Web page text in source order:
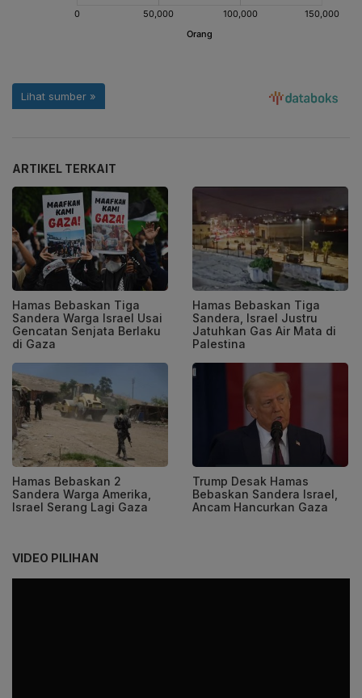
ARTIKEL TERKAIT
Hamas Bebaskan Tiga
Sandera Warga Israel Usai
Gencatan Senjata Berlaku
di Gaza
Hamas Bebaskan Tiga
Sandera, Israel Justru
Jatuhkan Gas Air Mata di
Palestina
Hamas Bebaskan 2
Sandera Warga Amerika,
Israel Serang Lagi Gaza
Trump Desak Hamas
Bebaskan Sandera Israel,
Ancam Hancurkan Gaza
VIDEO PILIHAN